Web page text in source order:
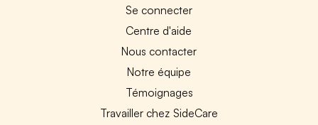
Se connecter
Centre d'aide
Nous contacter
Notre équipe
Témoignages
Travailler chez SideCare